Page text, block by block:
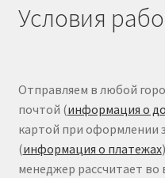
Условия
Отправляем в любой
почтой (информация о
картой при оформлении
(информация о платежах
менеджер рассчитает во